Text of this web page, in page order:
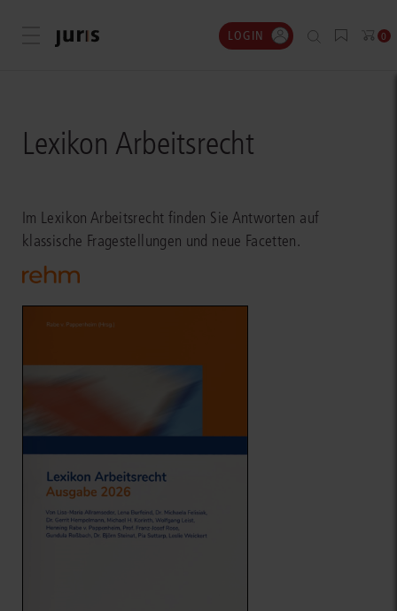
Menü öffnen LOGIN 0
Lexikon Arbeitsrecht
Im Lexikon Arbeitsrecht finden Sie Antworten auf
klassische Fragestellungen und neue Facetten.